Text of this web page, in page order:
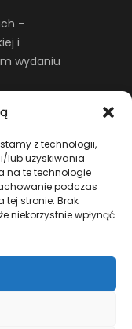
z technologii,
lub uzyskiwania
na te technologie
podczas
stronie. Brak
niekorzystnie wpłynąć
–
i
wydaniu